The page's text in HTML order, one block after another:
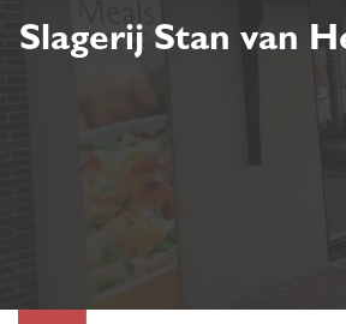
Slagerij Stan van